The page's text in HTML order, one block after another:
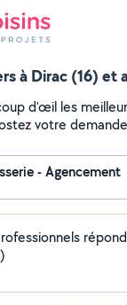
à Dirac (16) et
d'œil les
votre
- Agencement